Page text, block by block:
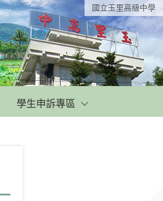
國立玉里高級中學
學生申訴專區